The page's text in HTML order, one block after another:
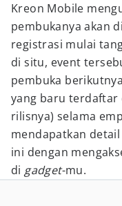
Kreon Mobile
pembukanya akan
registrasi mulai
di situ, event
pembuka
yang baru terdaftar
rilisnya) selama
mendapatkan
ini dengan
di gadget-mu.